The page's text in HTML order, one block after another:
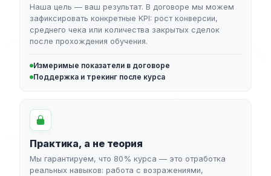
Наша цель — ваш результат. В договоре мы можем
зафиксировать конкретные KPI: рост конверсии,
среднего чека или количества закрытых сделок
после прохождения обучения.
Измеримые показатели в договоре
Поддержка и трекинг после курса
Практика, а не теория
Мы гарантируем, что 80% курса — это отработка
реальных навыков: работа с возражениями,